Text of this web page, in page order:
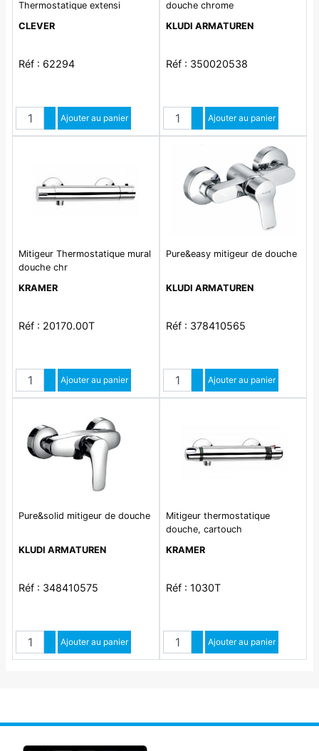
Thermostatique extensi
CLEVER
Réf : 62294
QuantitéAugmenter quantité
Diminuer quantité
Ajouter au panier
douche chrome
KLUDI ARMATUREN
Réf : 350020538
QuantitéAugmenter quantité
Diminuer quantité
Ajouter au panier
Mitigeur Thermostatique mural
douche chr
KRAMER
Réf : 20170.00T
QuantitéAugmenter quantité
Diminuer quantité
Ajouter au panier
Pure&easy mitigeur de douche
KLUDI ARMATUREN
Réf : 378410565
QuantitéAugmenter quantité
Diminuer quantité
Ajouter au panier
Pure&solid mitigeur de douche
KLUDI ARMATUREN
Réf : 348410575
QuantitéAugmenter quantité
Diminuer quantité
Ajouter au panier
Mitigeur thermostatique
douche, cartouch
KRAMER
Réf : 1030T
QuantitéAugmenter quantité
Diminuer quantité
Ajouter au panier